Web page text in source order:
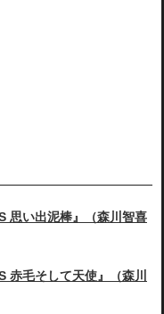
思い出泥棒』（森川智喜
赤毛そして天使』（森川